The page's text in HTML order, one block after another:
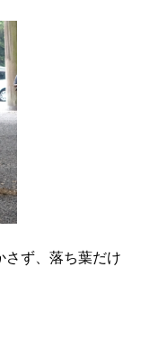
さず、落ち葉だけ